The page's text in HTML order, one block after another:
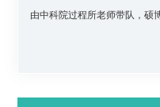
由中科院过程所老师带队，硕